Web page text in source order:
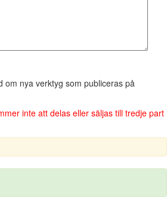
om nya verktyg som publiceras på
inte att delas eller säljas till tredje part